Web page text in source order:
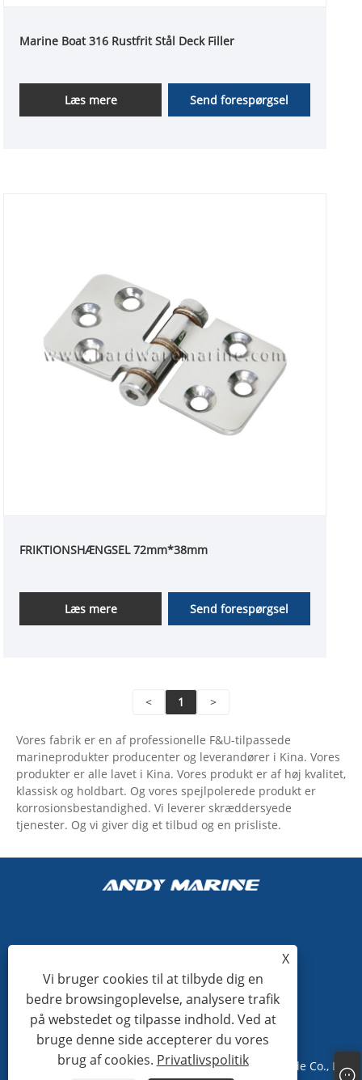
Marine Boat 316 Rustfrit Stål Deck Filler
Læs mere Send forespørgsel
FRIKTIONSHÆNGSEL 72mm*38mm
Læs mere Send forespørgsel
< 1 >
Vores fabrik er en af ​​professionelle F&U-tilpassede
marineprodukter producenter og leverandører i Kina. Vores
produkter er alle lavet i Kina. Vores produkt er af høj kvalitet,
klassisk og holdbart. Og vores spejlpolerede produkt er
korrosionsbestandighed. Vi leverer skræddersyede
tjenester. Og vi giver dig et tilbud og en prisliste.
+86-15865772126
andy@hardwaremarine.com
Copyright © 2023 Shandong Power Industry and Trade Co., Ltd.
X
Vi bruger cookies til at tilbyde dig en
bedre browsingoplevelse, analysere trafik
på webstedet og tilpasse indhold. Ved at
bruge denne side accepterer du vores
brug af cookies. Privatlivspolitik